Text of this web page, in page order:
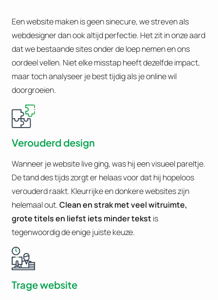
Een website maken is geen sinecure, we streven als
webdesigner dan ook altijd perfectie. Het zit in onze aard
dat we bestaande sites onder de loep nemen en ons
oordeel vellen. Niet elke misstap heeft dezelfde impact,
maar toch analyseer je best tijdig als je online wil
doorgroeien.
Verouderd design
Wanneer je website live ging, was hij een visueel pareltje.
De tand des tijds zorgt er helaas voor dat hij hopeloos
verouderd raakt. Kleurrijke en donkere websites zijn
helemaal out.Clean en strak met veel witruimte,
grote titels en liefst iets minder tekst is
tegenwoordig de enige juiste keuze.
Trage website